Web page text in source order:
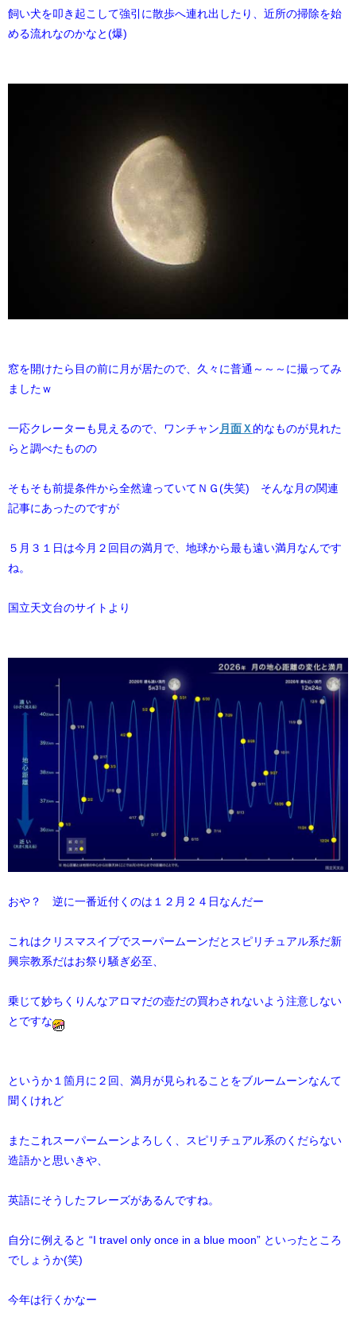
飼い犬を叩き起こして強引に散歩へ連れ出したり、近所の掃除を始
める流れなのかなと(爆)
窓を開けたら目の前に月が居たので、久々に普通～～～に撮ってみ
ましたｗ
一応クレーターも見えるので、ワンチャン​ 月面Ｘ ​的なものが見れた
らと調べたものの
そもそも前提条件から全然違っていてＮＧ(失笑) そんな月の関連
記事にあったのですが
５月３１日は今月２回目の満月で、地球から最も遠い満月なんです
ね。
国立天文台のサイトより
おや？ 逆に一番近付くのは１２月２４日なんだー
これはクリスマスイブでスーパームーンだとスピリチュアル系だ新
興宗教系だはお祭り騒ぎ必至、
乗じて妙ちくりんなアロマだの壺だの買わされないよう注意しない
とですな
というか１箇月に２回、満月が見られることをブルームーンなんて
聞くけれど
またこれスーパームーンよろしく、スピリチュアル系のくだらない
造語かと思いきや、
英語にそうしたフレーズがあるんですね。
自分に例えると “I travel only once in a blue moon” といったところ
でしょうか(笑)
今年は行くかなー